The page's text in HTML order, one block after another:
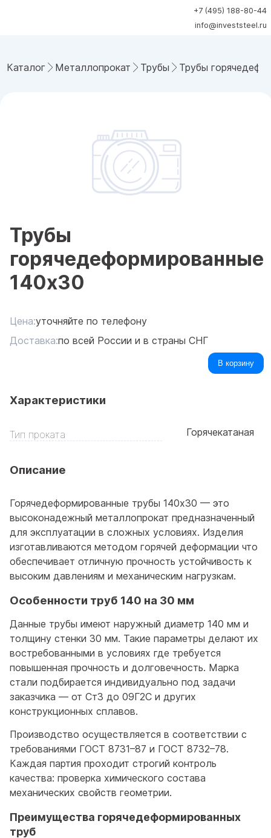
+7 (495) 188-80-44
info@investsteel.ru
Каталог Металлопрокат Трубы Трубы
Трубы
горячедеформированные
140x30
Цена:уточняйте по телефону
Доставка:по всей России и в страны СНГ
В корзину
Характеристики
Тип проката Горячекатаная
Описание
Горячедеформированные трубы 140x30 — это
высоконадежный металлопрокат предназначенный
для эксплуатации в сложных условиях. Изделия
изготавливаются методом горячей деформации что
обеспечивает отличную прочность устойчивость к
высоким давлениям и механическим нагрузкам.
Особенности труб 140 на 30 мм
Данные трубы имеют наружный диаметр 140 мм и
толщину стенки 30 мм. Такие параметры делают их
востребованными в условиях где требуется
повышенная прочность и долговечность. Марка
стали подбирается индивидуально под задачи
заказчика — от Ст3 до 09Г2С и других
конструкционных сплавов.
Производство осуществляется в соответствии с
требованиями ГОСТ 8731–87 и ГОСТ 8732–78.
Каждая партия проходит строгий контроль
качества: проверка химического состава
механических свойств геометрии.
Преимущества горячедеформированных
труб